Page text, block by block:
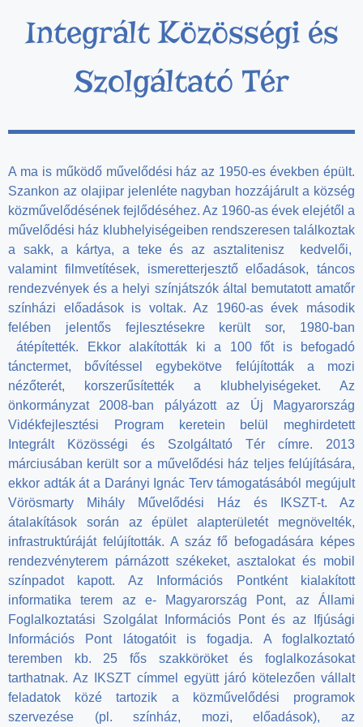
Integrált Közösségi és
Szolgáltató Tér
A ma is működő művelődési ház az 1950-es években épült.
Szankon az olajipar jelenléte nagyban hozzájárult a község
közművelődésének fejlődéséhez. Az 1960-as évek elejétől a
művelődési ház klubhelyiségeiben rendszeresen találkoztak
a sakk, a kártya, a teke és az asztalitenisz kedvelői,
valamint filmvetítések, ismeretterjesztő előadások, táncos
rendezvények és a helyi színjátszók által bemutatott amatőr
színházi előadások is voltak. Az 1960-as évek második
felében jelentős fejlesztésekre került sor, 1980-ban
átépítették. Ekkor alakították ki a 100 főt is befogadó
tánctermet, bővítéssel egybekötve felújították a mozi
nézőterét, korszerűsítették a klubhelyiségeket. Az
önkormányzat 2008-ban pályázott az Új Magyarország
Vidékfejlesztési Program keretein belül meghirdetett
Integrált Közösségi és Szolgáltató Tér címre. 2013
márciusában került sor a művelődési ház teljes felújítására,
ekkor adták át a Darányi Ignác Terv támogatásából megújult
Vörösmarty Mihály Művelődési Ház és IKSZT-t. Az
átalakítások során az épület alapterületét megnövelték,
infrastruktúráját felújították. A száz fő befogadására képes
rendezvényterem párnázott székeket, asztalokat és mobil
színpadot kapott. Az Információs Pontként kialakított
informatika terem az e- Magyarország Pont, az Állami
Foglalkoztatási Szolgálat Információs Pont és az Ifjúsági
Információs Pont látogatóit is fogadja. A foglalkoztató
teremben kb. 25 fős szakköröket és foglalkozásokat
tarthatnak. Az IKSZT címmel együtt járó kötelezően vállalt
feladatok közé tartozik a közművelődési programok
szervezése (pl. színház, mozi, előadások), az